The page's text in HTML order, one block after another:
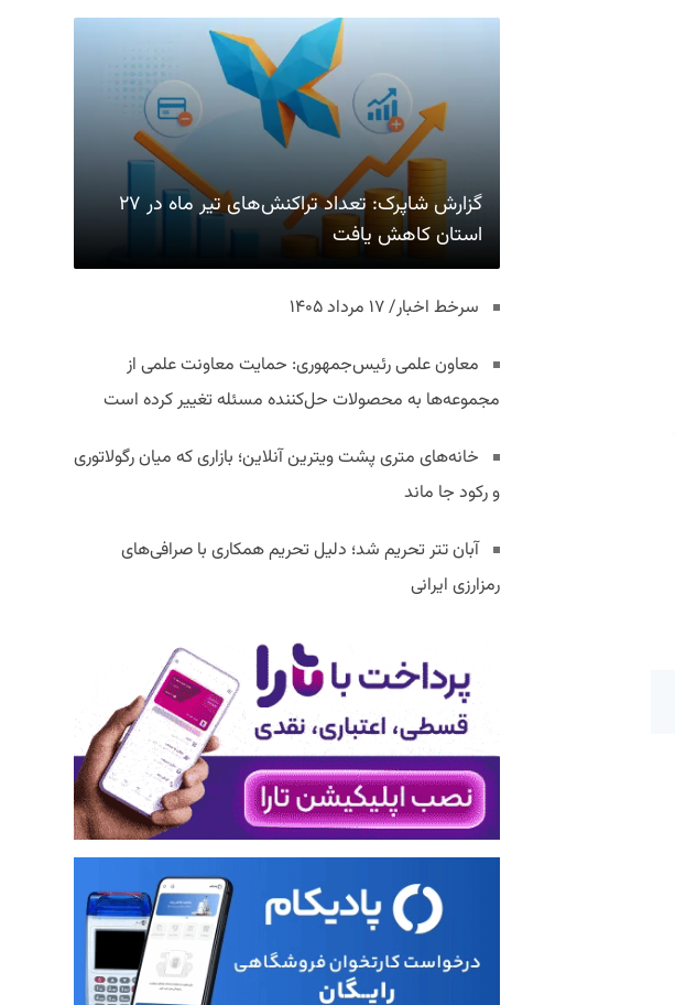
گزارش شاپرک: تعداد تراکنش‌های تیر ماه در ۲۷
استان‌ کاهش یافت
سرخط اخبار/ ۱۷ مرداد ۱۴۰۵
معاون علمی رئیس‌جمهوری: حمایت معاونت علمی از
مجموعه‌ها به محصولات حل‌کننده مسئله تغییر کرده است
خانه‌های متری پشت ویترین آنلاین؛ بازاری که میان رگولاتوری
و رکود جا ماند
آبان تتر تحریم شد؛ دلیل تحریم همکاری با صرافی‌های
رمزارزی ایرانی